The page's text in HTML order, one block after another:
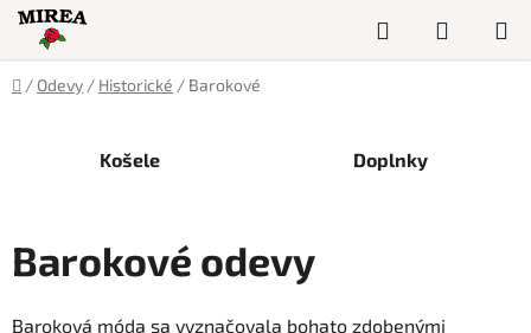
Prejsť
obsah
Hľadať
KOŠÍK
Domov
/ Odevy / Historické / Barokové
Košele Doplnky
Barokové odevy
Baroková móda sa vyznačovala bohato zdobenými